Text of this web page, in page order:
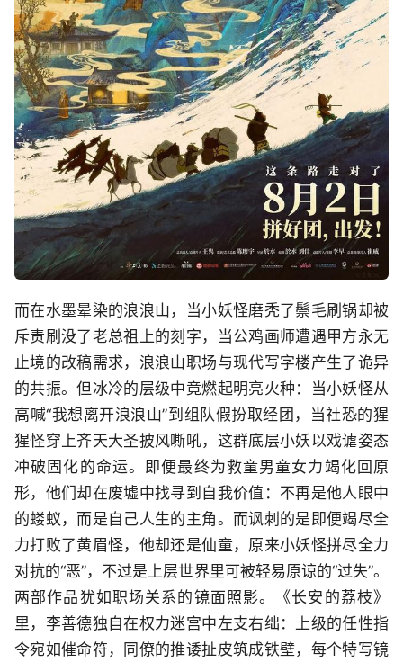
而在水墨晕染的浪浪山，当小妖怪磨秃了鬃毛刷锅却被
斥责刷没了老总祖上的刻字，当公鸡画师遭遇甲方永无
止境的改稿需求，浪浪山职场与现代写字楼产生了诡异
的共振。但冰冷的层级中竟燃起明亮火种：当小妖怪从
高喊“我想离开浪浪山”到组队假扮取经团，当社恐的猩
猩怪穿上齐天大圣披风嘶吼，这群底层小妖以戏谑姿态
冲破固化的命运。即便最终为救童男童女力竭化回原
形，他们却在废墟中找寻到自我价值：不再是他人眼中
的蝼蚁，而是自己人生的主角。而讽刺的是即便竭尽全
力打败了黄眉怪，他却还是仙童，原来小妖怪拼尽全力
对抗的“恶”，不过是上层世界里可被轻易原谅的“过失”。
两部作品犹如职场关系的镜面照影。《长安的荔枝》
里，李善德独自在权力迷宫中左支右绌：上级的任性指
令宛如催命符，同僚的推诿扯皮筑成铁壁，每个特写镜